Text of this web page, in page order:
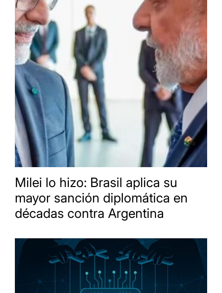
Milei lo hizo: Brasil aplica su
mayor sanción diplomática en
décadas contra Argentina